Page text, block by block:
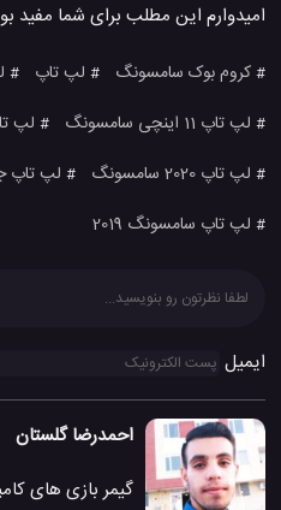
امیدوارم این مطلب برای شما مفید
# کروم بوک سامسونگ # لپ تاپ #
# لپ تاپ 11 اینچی سامسونگ # لپ تاپ
# لپ تاپ 2020 سامسونگ # لپ تاپ
# لپ تاپ سامسونگ 2019
ایمیل
احمدرضا گلستان
گیمر بازی های